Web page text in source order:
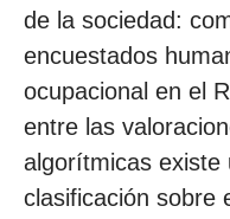
de la sociedad:
encuestados
ocupacional en el
entre las
algorítmicas existe
clasificación sobre